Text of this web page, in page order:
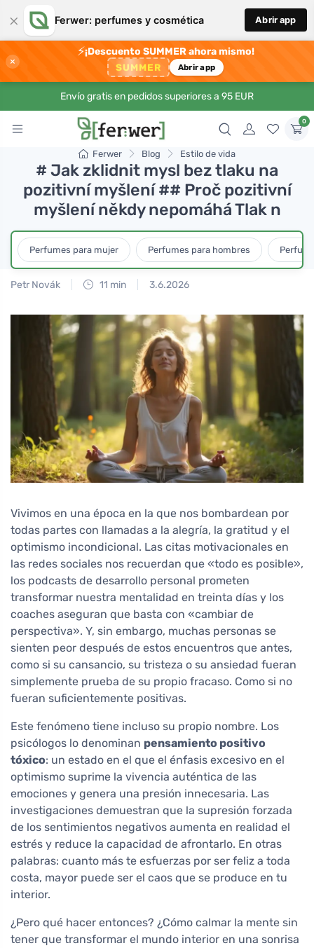
× Ferwer: perfumes y cosmética Abrir app
×
⚡¡Descuento SUMMER ahora mismo!
SUMMER Abrir app
Envío gratis en pedidos superiores a 95 EUR
0
Ferwer Blog Estilo de vida
# Jak zklidnit mysl bez tlaku na
pozitivní myšlení ## Proč pozitivní
myšlení někdy nepomáhá Tlak n
Perfumes para mujer Perfumes para hombres
Petr Novák 11 min 3.6.2026
Vivimos en una época en la que nos bombardean por
todas partes con llamadas a la alegría, la gratitud y el
optimismo incondicional. Las citas motivacionales en
las redes sociales nos recuerdan que «todo es posible»,
los podcasts de desarrollo personal prometen
transformar nuestra mentalidad en treinta días y los
coaches aseguran que basta con «cambiar de
perspectiva». Y, sin embargo, muchas personas se
sienten peor después de estos encuentros que antes,
como si su cansancio, su tristeza o su ansiedad fueran
simplemente prueba de su propio fracaso. Como si no
fueran suficientemente positivas.
Este fenómeno tiene incluso su propio nombre. Los
psicólogos lo denominan pensamiento positivo
tóxico: un estado en el que el énfasis excesivo en el
optimismo suprime la vivencia auténtica de las
emociones y genera una presión innecesaria. Las
investigaciones demuestran que la supresión forzada
de los sentimientos negativos aumenta en realidad el
estrés y reduce la capacidad de afrontarlo. En otras
palabras: cuanto más te esfuerzas por ser feliz a toda
costa, mayor puede ser el caos que se produce en tu
interior.
¿Pero qué hacer entonces? ¿Cómo calmar la mente sin
tener que transformar el mundo interior en una sonrisa